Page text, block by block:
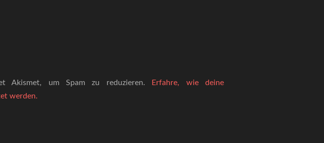
Akismet, um Spam zu reduzieren.
Erfahre, wie deine
werden.